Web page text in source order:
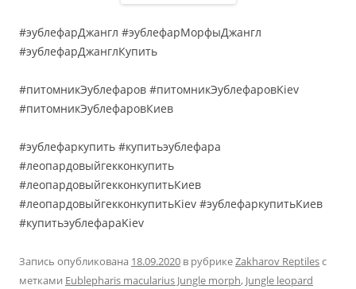
#эублефарДжангл #эублефарМорфыДжангл
#эублефарДжанглКупить
#питомникЭублефаров #питомникЭублефаровKiev
#питомникЭублефаровКиев
#эублефаркупить #купитьэублефара
#леопардовыйгекконкупить
#леопардовыйгекконкупитьКиев
#леопардовыйгекконкупитьKiev #эублефаркупитьКиев
#купитьэублефараKiev
Запись опубликована 18.09.2020 в рубрикеZakharov Reptilesс
метками Eublepharis macularius Jungle morph, Jungle leopard